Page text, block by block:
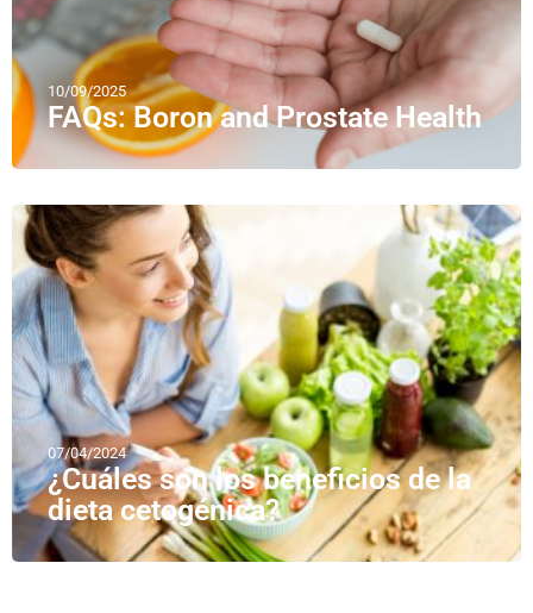
10/09/2025
FAQs: Boron and Prostate Health
07/04/2024
¿Cuáles son los beneficios de la
dieta cetogénica?